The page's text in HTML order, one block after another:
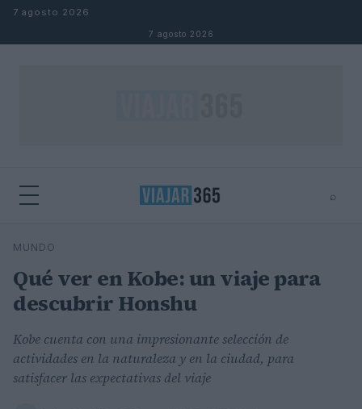
Saltar al contenido
7 agosto 2026
7 agosto 2026
⌕
Buscar
MUNDO
Qué ver en Kobe: un viaje para
descubrir Honshu
Kobe cuenta con una impresionante selección de
actividades en la naturaleza y en la ciudad, para
satisfacer las expectativas del viaje